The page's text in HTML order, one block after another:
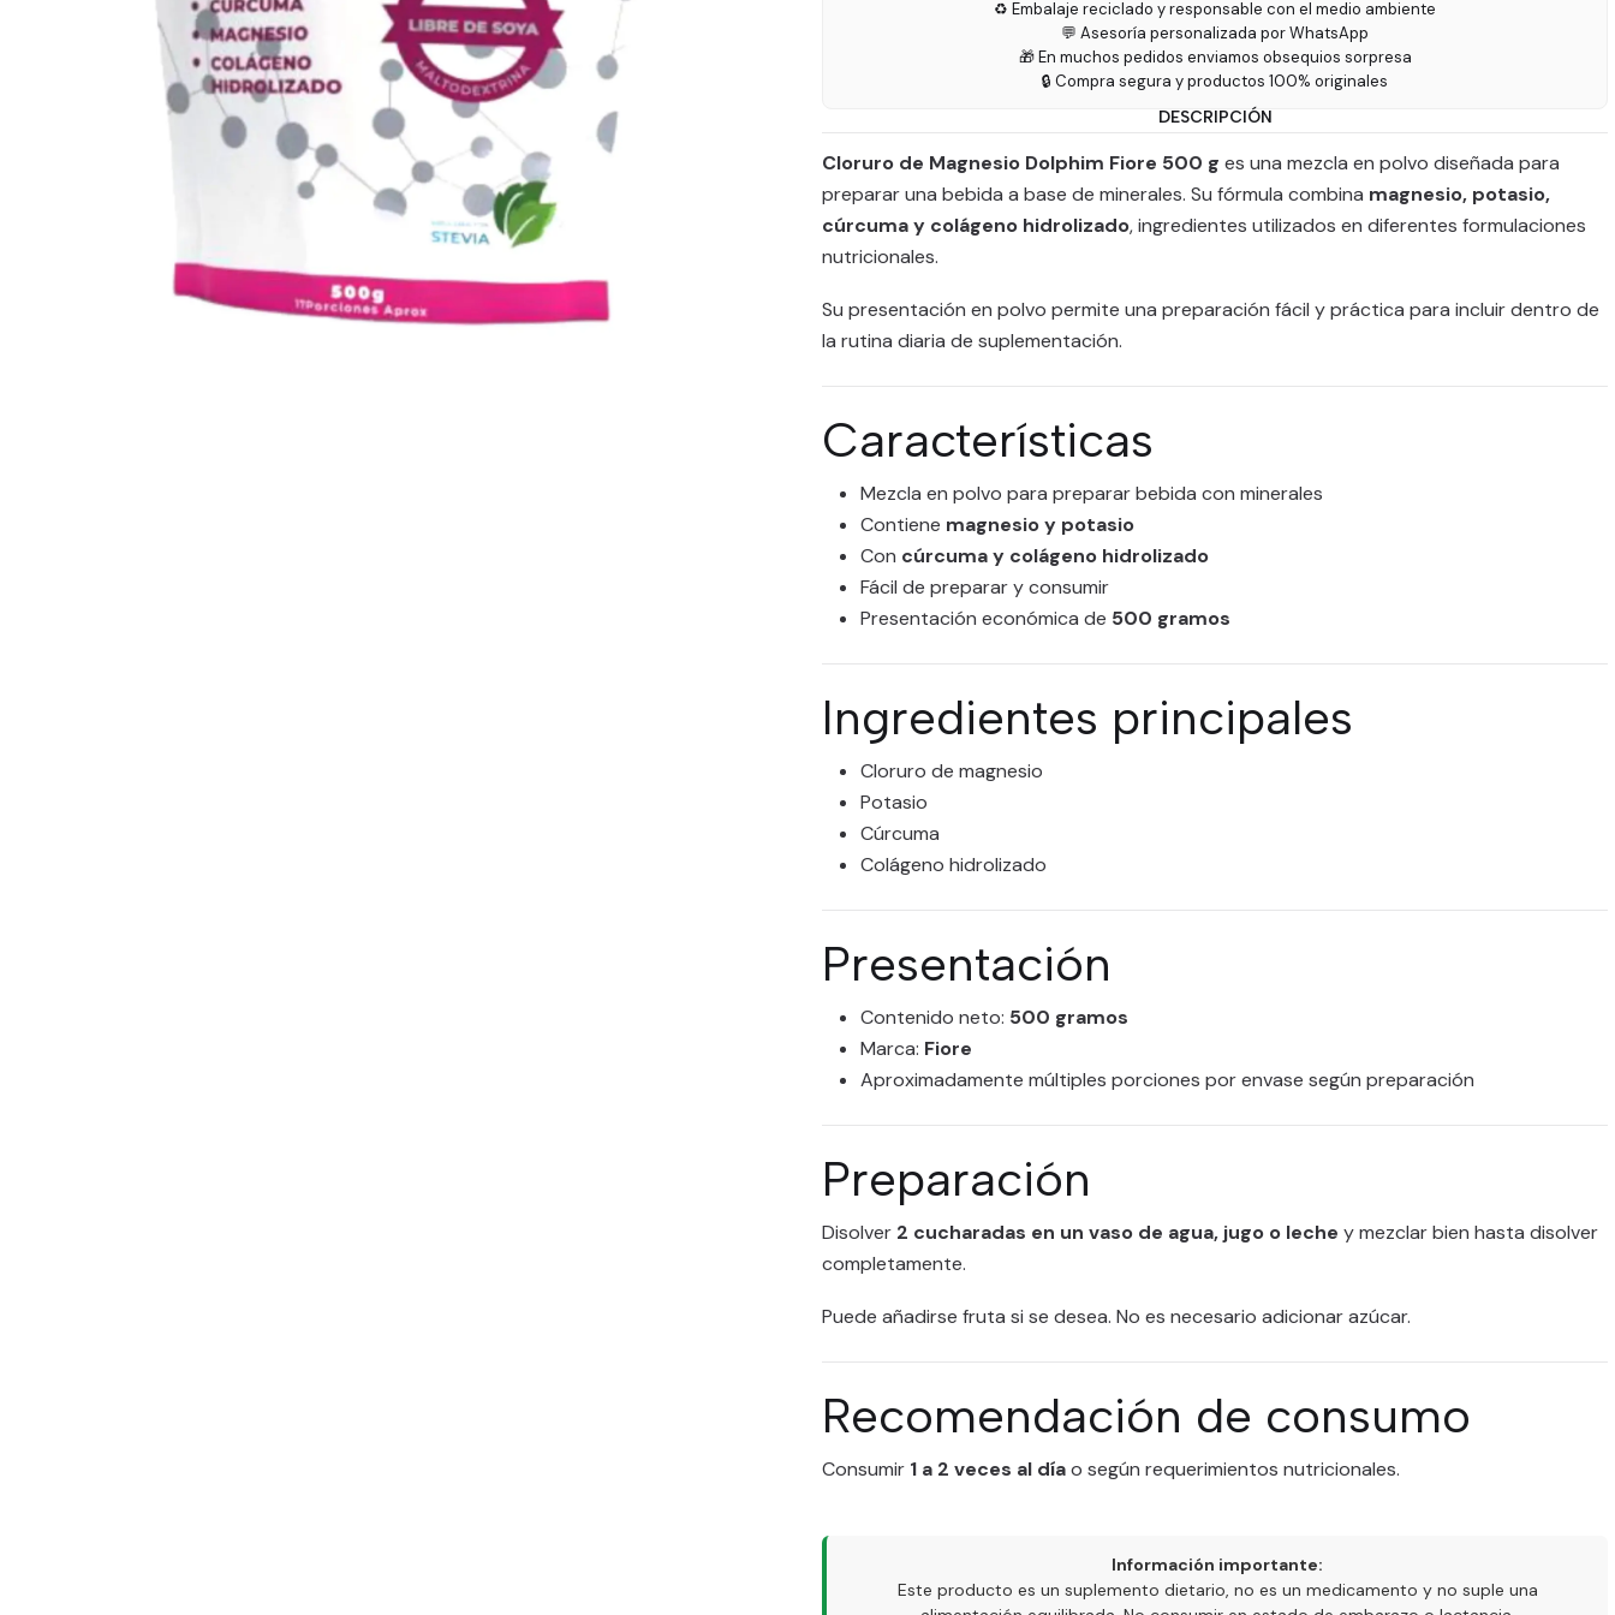
♻️ Embalaje reciclado y responsable con el medio ambiente
💬 Asesoría personalizada por WhatsApp
🎁 En muchos pedidos enviamos obsequios sorpresa
🔒 Compra segura y productos 100% originales
DESCRIPCIÓN
Cloruro de Magnesio Dolphim Fiore 500 g es una mezcla en polvo diseñada para
preparar una bebida a base de minerales. Su fórmula combina magnesio, potasio,
cúrcuma y colágeno hidrolizado, ingredientes utilizados en diferentes formulaciones
nutricionales.
Su presentación en polvo permite una preparación fácil y práctica para incluir dentro de
la rutina diaria de suplementación.
Características
Mezcla en polvo para preparar bebida con minerales
Contiene magnesio y potasio
Con cúrcuma y colágeno hidrolizado
Fácil de preparar y consumir
Presentación económica de 500 gramos
Ingredientes principales
Cloruro de magnesio
Potasio
Cúrcuma
Colágeno hidrolizado
Presentación
Contenido neto: 500 gramos
Marca: Fiore
Aproximadamente múltiples porciones por envase según preparación
Preparación
Disolver 2 cucharadas en un vaso de agua, jugo o leche y mezclar bien hasta disolver
completamente.
Puede añadirse fruta si se desea. No es necesario adicionar azúcar.
Recomendación de consumo
Consumir 1 a 2 veces al díao según requerimientos nutricionales.
Información importante:
Este producto es un suplemento dietario, no es un medicamento y no suple una